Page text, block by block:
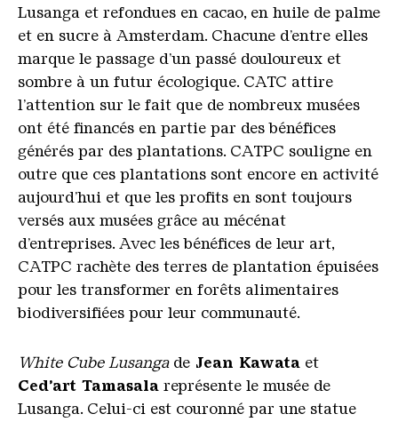
Lusanga et refondues en cacao, en huile de palme
et en sucre à Amsterdam. Chacune d’entre elles
marque le passage d’un passé douloureux et
sombre à un futur écologique. CATC attire
l’attention sur le fait que de nombreux musées
ont été financés en partie par des bénéfices
générés par des plantations. CATPC souligne en
outre que ces plantations sont encore en activité
aujourd’hui et que les profits en sont toujours
versés aux musées grâce au mécénat
d’entreprises. Avec les bénéfices de leur art,
CATPC rachète des terres de plantation épuisées
pour les transformer en forêts alimentaires
biodiversifiées pour leur communauté.
White Cube Lusangade Jean Kawata et
Ced’art Tamasala représente le musée de
Lusanga. Celui-ci est couronné par une statue